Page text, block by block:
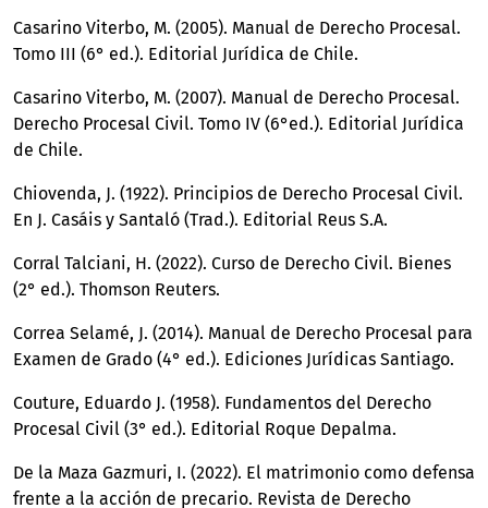
Casarino Viterbo, M. (2005). Manual de Derecho Procesal.
Tomo III (6° ed.). Editorial Jurídica de Chile.
Casarino Viterbo, M. (2007). Manual de Derecho Procesal.
Derecho Procesal Civil. Tomo IV (6°ed.). Editorial Jurídica
de Chile.
Chiovenda, J. (1922). Principios de Derecho Procesal Civil.
En J. Casáis y Santaló (Trad.). Editorial Reus S.A.
Corral Talciani, H. (2022). Curso de Derecho Civil. Bienes
(2° ed.). Thomson Reuters.
Correa Selamé, J. (2014). Manual de Derecho Procesal para
Examen de Grado (4° ed.). Ediciones Jurídicas Santiago.
Couture, Eduardo J. (1958). Fundamentos del Derecho
Procesal Civil (3° ed.). Editorial Roque Depalma.
De la Maza Gazmuri, I. (2022). El matrimonio como defensa
frente a la acción de precario. Revista de Derecho